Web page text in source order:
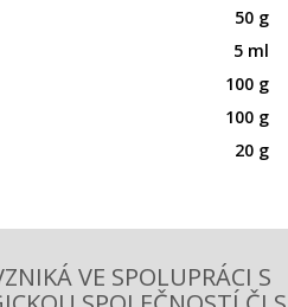
50 g
5 ml
100 g
100 g
20 g
VE SPOLUPRÁCI S